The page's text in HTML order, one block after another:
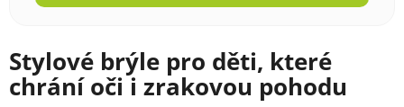
Stylové brýle pro děti, které
chrání oči i zrakovou pohodu